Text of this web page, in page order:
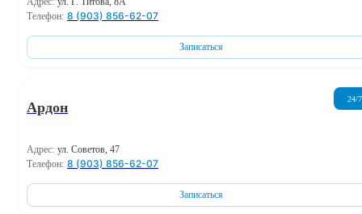
Телефон: 8 (903) 856-62-07
Записаться
Ардон
24/7
Адрес: ул. Советов, 47
Телефон: 8 (903) 856-62-07
Записаться